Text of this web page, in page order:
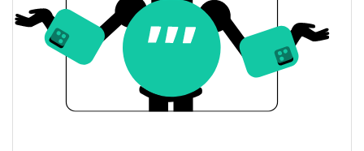
Volumen de ayer $12,403165
Historial de precios de Post-Quantum Coin